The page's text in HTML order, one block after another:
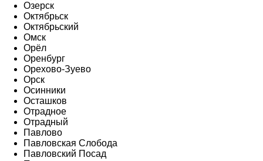
Озерск
Октябрьск
Октябрьский
Омск
Орёл
Оренбург
Орехово-Зуево
Орск
Осинники
Осташков
Отрадное
Отрадный
Павлово
Павловская Слобода
Павловский Посад